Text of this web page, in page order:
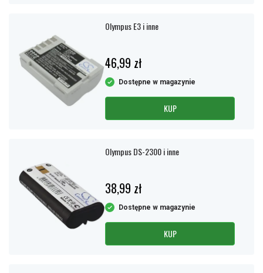
Olympus E3 i inne
46,99 zł
Dostępne w magazynie
KUP
Olympus DS-2300 i inne
38,99 zł
Dostępne w magazynie
KUP